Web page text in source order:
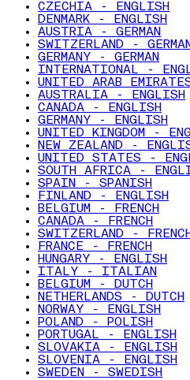
CZECHIA - ENGLISH
DENMARK - ENGLISH
AUSTRIA - GERMAN
SWITZERLAND - GERMAN
GERMANY - GERMAN
INTERNATIONAL -
UNITED ARAB
AUSTRALIA - ENGLISH
CANADA - ENGLISH
GERMANY - ENGLISH
UNITED KINGDOM -
NEW ZEALAND -
UNITED STATES -
SOUTH AFRICA -
SPAIN - SPANISH
FINLAND - ENGLISH
BELGIUM - FRENCH
CANADA - FRENCH
SWITZERLAND - FRENCH
FRANCE - FRENCH
HUNGARY - ENGLISH
ITALY - ITALIAN
BELGIUM - DUTCH
NETHERLANDS - DUTCH
NORWAY - ENGLISH
POLAND - POLISH
PORTUGAL - ENGLISH
SLOVAKIA - ENGLISH
SLOVENIA - ENGLISH
SWEDEN - SWEDISH